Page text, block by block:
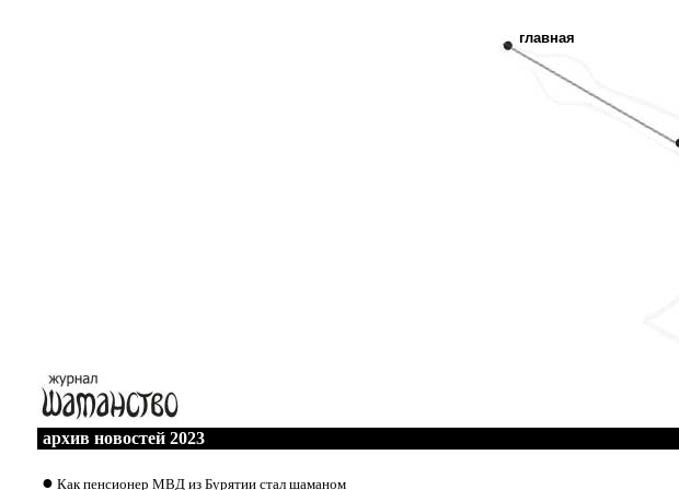
главная
архив новостей 2023
● Как пенсионер МВД из Бурятии стал шаманом